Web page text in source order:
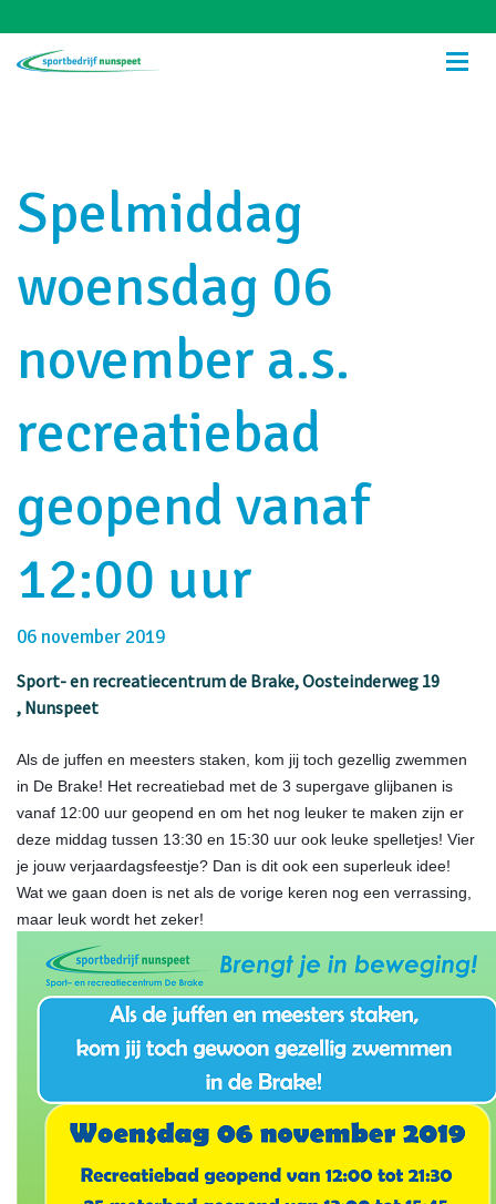
Spelmiddag
woensdag 06
november a.s.
recreatiebad
geopend vanaf
12:00 uur
06 november 2019
Sport- en recreatiecentrum de Brake, Oosteinderweg 19
, Nunspeet
Als de juffen en meesters staken, kom jij toch gezellig zwemmen
in De Brake! Het recreatiebad met de 3 supergave glijbanen is
vanaf 12:00 uur geopend en om het nog leuker te maken zijn er
deze middag tussen 13:30 en 15:30 uur ook leuke spelletjes! Vier
je jouw verjaardagsfeestje? Dan is dit ook een superleuk idee!
Wat we gaan doen is net als de vorige keren nog een verrassing,
maar leuk wordt het zeker!